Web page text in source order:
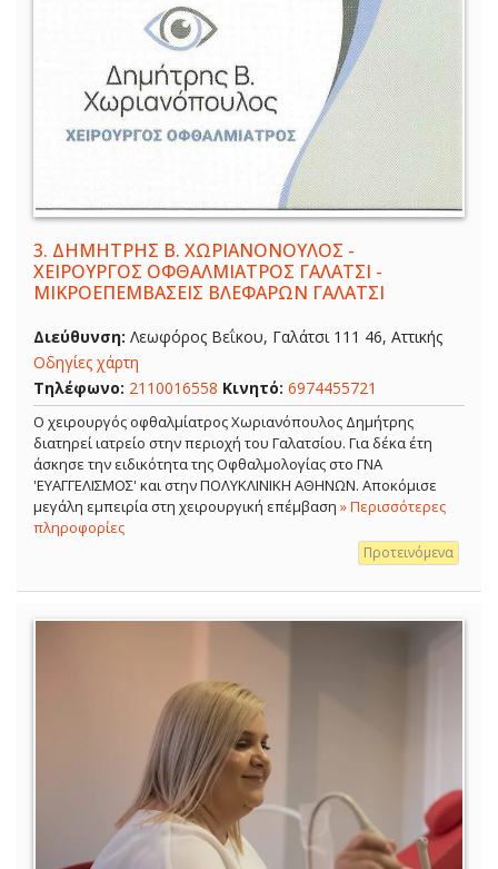
3. ΔΗΜΗΤΡΗΣ Β. ΧΩΡΙΑΝΟΝΟΥΛΟΣ -
ΧΕΙΡΟΥΡΓΟΣ ΟΦΘΑΛΜΙΑΤΡΟΣ ΓΑΛΑΤΣΙ -
ΜΙΚΡΟΕΠΕΜΒΑΣΕΙΣ ΒΛΕΦΑΡΩΝ ΓΑΛΑΤΣΙ
Διεύθυνση: Λεωφόρος Βεΐκου, Γαλάτσι 111 46, Αττικής
Οδηγίες χάρτη
Τηλέφωνο: 2110016558 Κινητό: 6974455721
Ο χειρουργός οφθαλμίατρος Χωριανόπουλος Δημήτρης
διατηρεί ιατρείο στην περιοχή του Γαλατσίου. Για δέκα έτη
άσκησε την ειδικότητα της Οφθαλμολογίας στο ΓΝΑ
'ΕΥΑΓΓΕΛΙΣΜΟΣ' και στην ΠΟΛΥΚΛΙΝΙΚΗ ΑΘΗΝΩΝ. Αποκόμισε
μεγάλη εμπειρία στη χειρουργική επέμβαση » Περισσότερες
πληροφορίες
Προτεινόμενα